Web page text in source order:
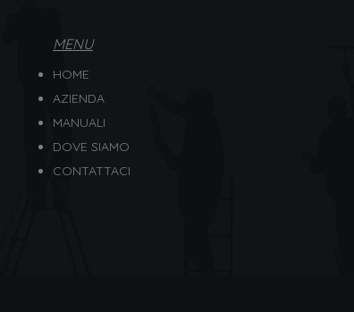
MENU
HOME
AZIENDA
MANUALI
DOVE SIAMO
CONTATTACI